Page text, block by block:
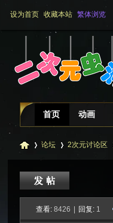
设为首页 收藏本站 繁体浏览
首页 动画
二 »
论坛
›
2次元讨论区
›
查看: 8426 回复: 1